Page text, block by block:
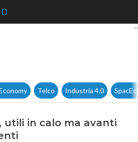
Telecom Italia, utili in calo
Telco Industria 4.0
utili in calo ma avanti